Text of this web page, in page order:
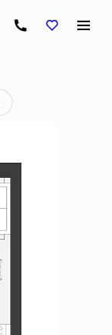
7 090 800 руб.